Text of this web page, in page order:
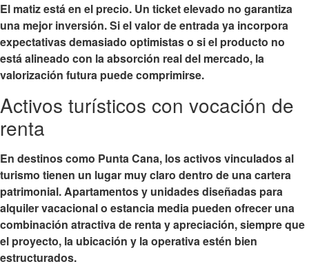
El matiz está en el precio. Un ticket elevado no garantiza
una mejor inversión. Si el valor de entrada ya incorpora
expectativas demasiado optimistas o si el producto no
está alineado con la absorción real del mercado, la
valorización futura puede comprimirse.
Activos turísticos con vocación de
renta
En destinos como Punta Cana, los activos vinculados al
turismo tienen un lugar muy claro dentro de una cartera
patrimonial. Apartamentos y unidades diseñadas para
alquiler vacacional o estancia media pueden ofrecer una
combinación atractiva de renta y apreciación, siempre que
el proyecto, la ubicación y la operativa estén bien
estructurados.